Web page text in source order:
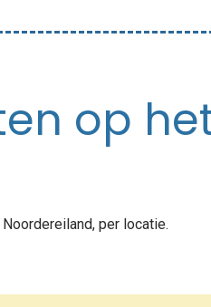
op
per locatie.